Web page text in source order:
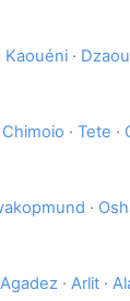
Kaouéni ·
Chimoio · Tete ·
·
Agadez · Arlit ·